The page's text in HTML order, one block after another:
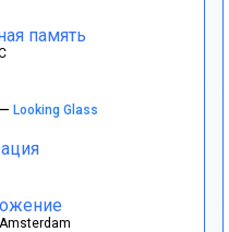
память
Looking Glass